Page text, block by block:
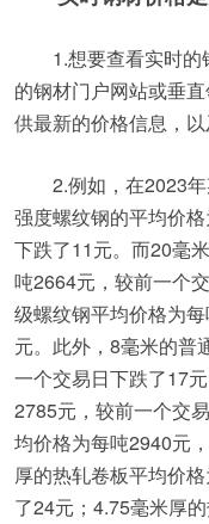
1.想要查看实时
的钢材门户网站或垂
供最新的价格信息，以
2.例如，在2023
强度螺纹钢的平均价
下跌了11元。而20毫
吨2664元，较前一个
级螺纹钢平均价格为
元。此外，8毫米的普
一个交易日下跌了17
2785元，较前一个交
均价格为每吨2940元
厚的热轧卷板平均价
了24元；4.75毫米厚